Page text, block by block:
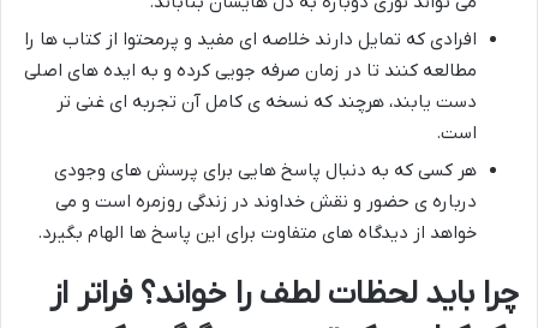
افرادی که تمایل دارند خلاصه ای مفید و پرمحتوا از کتاب ها را
مطالعه کنند تا در زمان صرفه جویی کرده و به ایده های اصلی
دست یابند، هرچند که نسخه ی کامل آن تجربه ای غنی تر
است.
هر کسی که به دنبال پاسخ هایی برای پرسش های وجودی
درباره ی حضور و نقش خداوند در زندگی روزمره است و می
خواهد از دیدگاه های متفاوت برای این پاسخ ها الهام بگیرد.
چرا باید لحظات لطف را خواند؟ فراتر از